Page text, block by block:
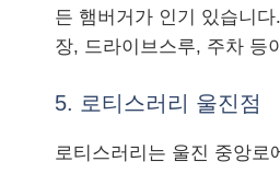
든 햄버거가 인기 있습니
장, 드라이브스루, 주차 등
5. 로티스러리 울진점
로티스러리는 울진 중앙로